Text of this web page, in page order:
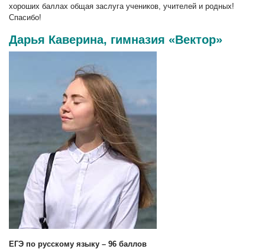
хороших баллах общая заслуга учеников, учителей и родных!
Спасибо!
Дарья Каверина, гимназия «Вектор»
ЕГЭ по русскому языку – 96 баллов